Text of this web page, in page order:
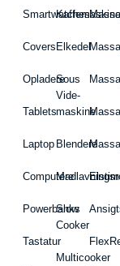
Smartwatches
Covers
Opladere
Tablets
Laptop
Computere
Powerbanks
Tastatur
Elkedel
Sous
Vide-
maskine
Blendere
Slow
Cooker
Multicooker